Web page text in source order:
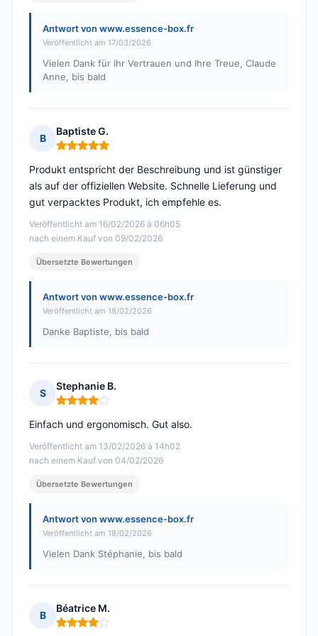
Antwort von www.essence-box.fr
Veröffentlicht am 17/03/2026
Vielen Dank für Ihr Vertrauen und Ihre Treue, Claude
Anne, bis bald
B
Baptiste G.
Hinweis: 5 von 5
Veröffentlicht am 16/02/2026 à 06h05
nach einem Kauf von 09/02/2026
Produkt entspricht der Beschreibung und ist günstiger
als auf der offiziellen Website. Schnelle Lieferung und
gut verpacktes Produkt, ich empfehle es.
Übersetzte Bewertungen
Antwort von www.essence-box.fr
Veröffentlicht am 18/02/2026
Danke Baptiste, bis bald
S
Stephanie B.
Hinweis: 4 von 5
Veröffentlicht am 13/02/2026 à 14h02
nach einem Kauf von 04/02/2026
Einfach und ergonomisch. Gut also.
Übersetzte Bewertungen
Antwort von www.essence-box.fr
Veröffentlicht am 18/02/2026
Vielen Dank Stéphanie, bis bald
B
Béatrice M.
Hinweis: 4 von 5